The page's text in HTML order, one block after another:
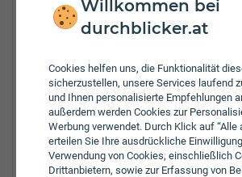
Willkommen bei
durchblicker.at
Cookies helfen uns, die Funktionalität
sicherzustellen, unsere Services laufend
und Ihnen personalisierte Empfehlungen
außerdem werden Cookies zur
Werbung verwendet. Durch Klick auf “Alle
erteilen Sie Ihre ausdrückliche
Verwendung von Cookies, einschließlich
Drittanbietern, sowie zur Erfassung von
Zulassungsbezirke:
Freistadt
Linz
Linz Land
Perg
Rohrbach
Urfahr Umgebung